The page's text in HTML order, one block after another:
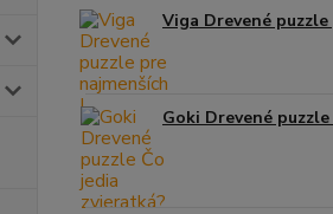
Viga Drevené
Goki Drevené